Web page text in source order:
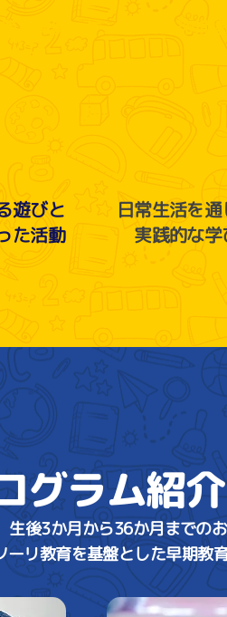
遊びと
た活動
日常生活を
実践的な学
グラム紹介
後3か月から36か月までの
リ教育を基盤とした早期教